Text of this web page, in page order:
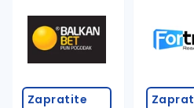
Zapratite